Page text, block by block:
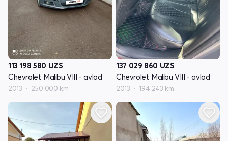
113 198 580 UZS
Chevrolet Malibu VIII - avlod
2013 250 000 km
137 029 860 UZS
Chevrolet Malibu VIII - avlod
2013 194 243 km